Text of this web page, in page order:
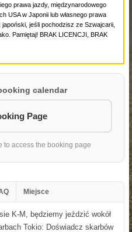
prawa jazdy, międzynarodowego
USA w Japonii lub własnego prawa
jeśli pochodzisz ze Szwajcarii,
Pamiętaj! BRAK LICENCJI, BRAK
calendar
Page
to access the booking page
Miejsce
K-M, będziemy jeździć wokół
Tokio: Doświadcz skarbów